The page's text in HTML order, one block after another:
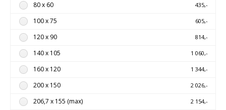
80 x 60 435,-
100 x 75 605,-
120 x 90 814,-
140 x 105 1 060,-
160 x 120 1 344,-
200 x 150 2 026,-
206,7 x 155 (max) 2 154,-